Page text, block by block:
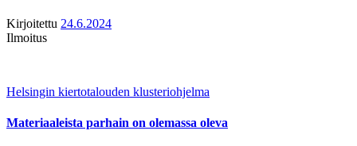
Kirjoitettu 24.6.2024
Ilmoitus
Helsingin kiertotalouden klusteriohjelma
Materiaaleista parhain on olemassa oleva